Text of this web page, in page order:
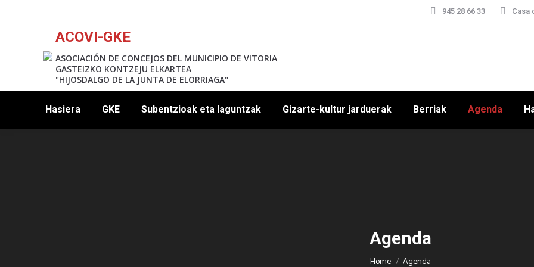
945 28 66 33 Casa
ACOVI-GKE
ASOCIACIÓN DE CONCEJOS DEL MUNICIPIO DE VITORIA
GASTEIZKO KONTZEJU ELKARTEA
"HIJOSDALGO DE LA JUNTA DE ELORRIAGA"
Hasiera GKE Subentzioak eta laguntzak Gizarte-kultur jarduerak Berriak Agenda
Agenda
You are here:
Home Agenda